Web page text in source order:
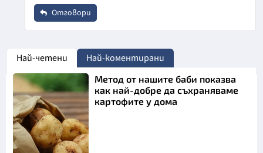
Откажи
Коментар*
Отговори
Email
Коментар
Най-четени Най-коментирани
Метод от нашите баби показва
как най-добре да съхраняваме
картофите у дома